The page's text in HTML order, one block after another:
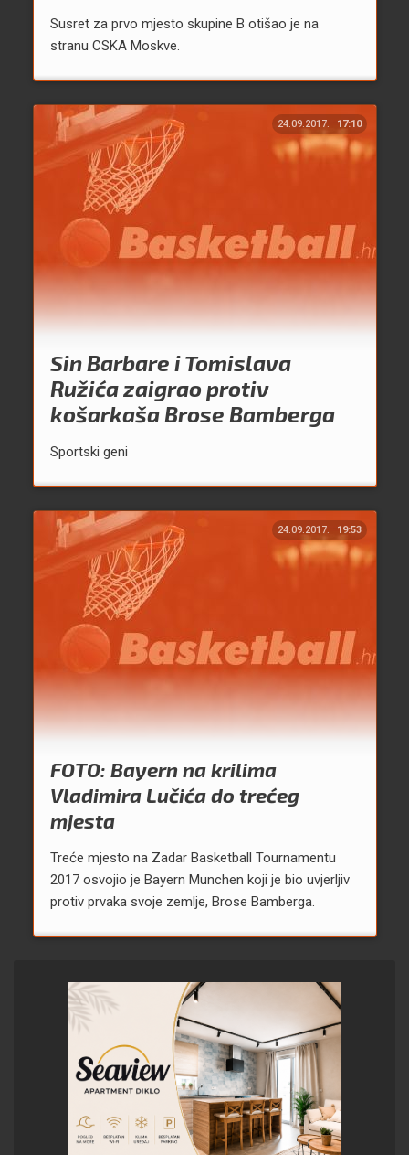
Susret za prvo mjesto skupine B otišao je na
stranu CSKA Moskve.
24.09.2017. 17:10
Sin Barbare i Tomislava
Ružića zaigrao protiv
košarkaša Brose Bamberga
Sportski geni
24.09.2017. 19:53
FOTO: Bayern na krilima
Vladimira Lučića do trećeg
mjesta
Treće mjesto na Zadar Basketball Tournamentu
2017 osvojio je Bayern Munchen koji je bio uvjerljiv
protiv prvaka svoje zemlje, Brose Bamberga.